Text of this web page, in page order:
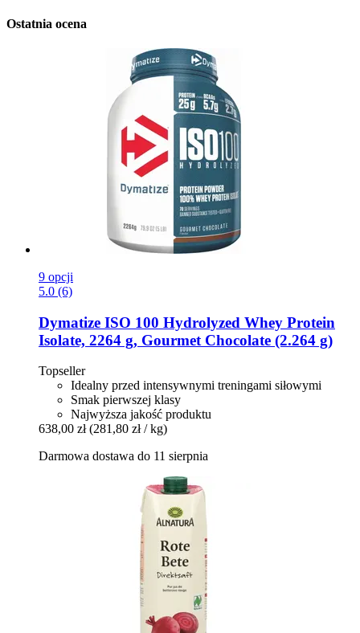
Ostatnia ocena
9 opcji
5.0 (6)
Dymatize ISO 100 Hydrolyzed Whey Protein
Isolate, 2264 g, Gourmet Chocolate (2.264 g)
Topseller
Idealny przed intensywnymi treningami siłowymi
Smak pierwszej klasy
Najwyższa jakość produktu
638,00 zł (281,80 zł / kg)
Darmowa dostawa do 11 sierpnia